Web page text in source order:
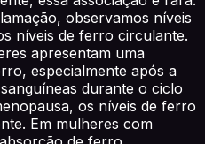
observamos níveis
níveis de ferro circulante.
apresentam uma
especialmente após a
durante o ciclo
os níveis de ferro
Em mulheres com